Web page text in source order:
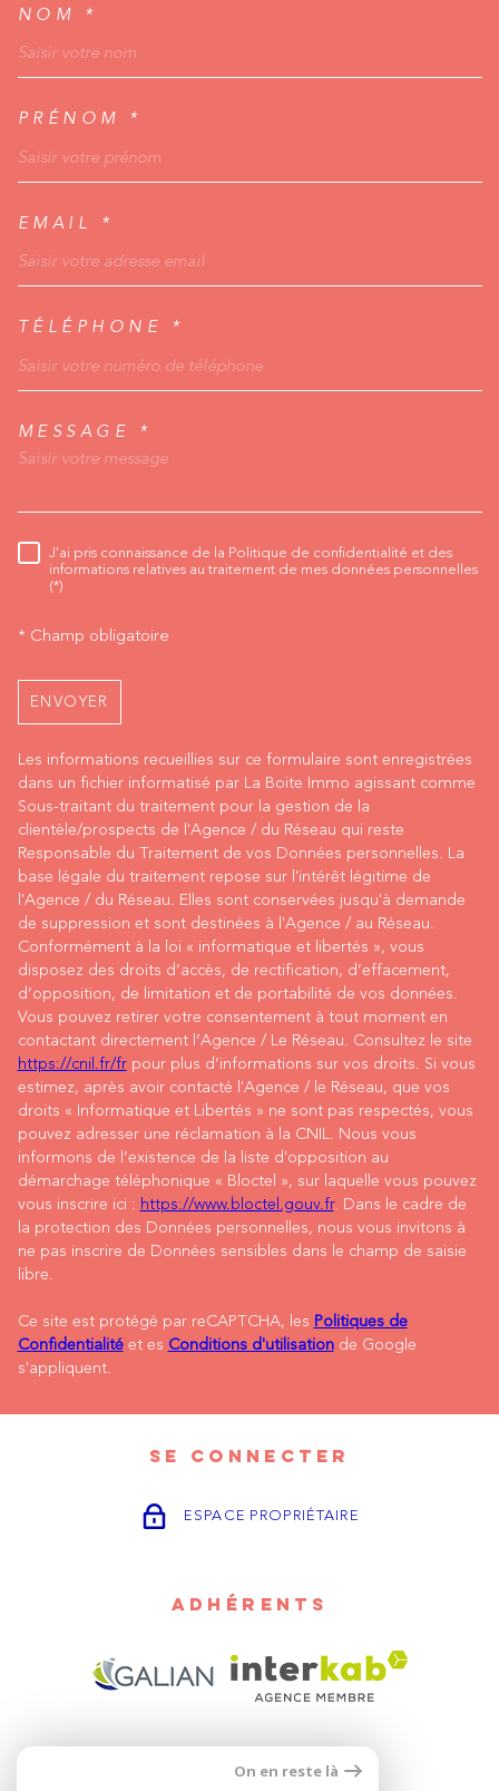
NOM *
PRÉNOM *
EMAIL *
TÉLÉPHONE *
MESSAGE *
RÈGLEMENTATION
J'ai pris connaissance de la Politique de confidentialité et des
informations relatives au traitement de mes données personnelles
(*)
* Champ obligatoire
ENVOYER
Les informations recueillies sur ce formulaire sont enregistrées
dans un fichier informatisé par La Boite Immo agissant comme
Sous-traitant du traitement pour la gestion de la
clientèle/prospects de l'Agence / du Réseau qui reste
Responsable du Traitement de vos Données personnelles. La
base légale du traitement repose sur l'intérêt légitime de
l'Agence / du Réseau. Elles sont conservées jusqu'à demande
de suppression et sont destinées à l'Agence / au Réseau.
Conformément à la loi « informatique et libertés », vous
disposez des droits d’accès, de rectification, d’effacement,
d’opposition, de limitation et de portabilité de vos données.
Vous pouvez retirer votre consentement à tout moment en
contactant directement l’Agence / Le Réseau. Consultez le site
https://cnil.fr/frpour plus d’informations sur vos droits. Si vous
estimez, après avoir contacté l'Agence / le Réseau, que vos
droits « Informatique et Libertés » ne sont pas respectés, vous
pouvez adresser une réclamation à la CNIL. Nous vous
informons de l’existence de la liste d'opposition au
démarchage téléphonique « Bloctel », sur laquelle vous pouvez
vous inscrire ici : https://www.bloctel.gouv.fr. Dans le cadre de
la protection des Données personnelles, nous vous invitons à
ne pas inscrire de Données sensibles dans le champ de saisie
libre.
Ce site est protégé par reCAPTCHA, les Politiques de
Confidentialitéet es Conditions d'utilisationde Google
s'appliquent.
SE CONNECTER
ESPACE PROPRIÉTAIRE
ADHÉRENTS
On en reste là